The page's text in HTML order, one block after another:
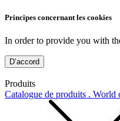
Principes concernant les cookies
In order to provide you with
D’accord
Produits
Catalogue de produits . World